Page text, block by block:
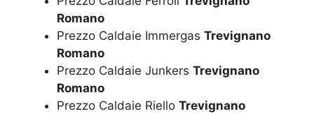
Romano
Prezzo Caldaie Immergas Trevignano
Romano
Prezzo Caldaie Junkers Trevignano
Romano
Prezzo Caldaie Riello Trevignano